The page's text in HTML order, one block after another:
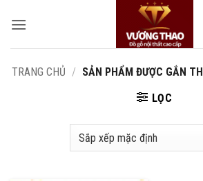
qua
TRANG CHỦ / SẢN PHẨM ĐƯỢC GẮN
LỌC